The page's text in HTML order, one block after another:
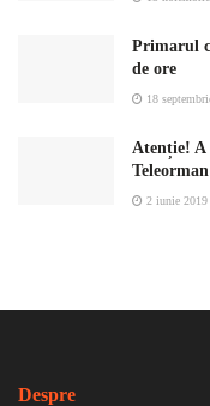
Primarul
de ore
18
Atenție! A
Teleorman
2 iunie 2019
Despre